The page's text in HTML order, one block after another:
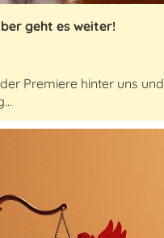
geht es weiter!
Premiere hinter uns und